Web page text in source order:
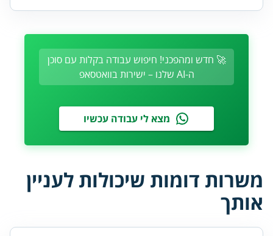
🚀 חדש ומהפכני! חיפוש עבודה בקלות עם סוכן
ה-AI שלנו – ישירות בוואטסאפ
מצא לי עבודה עכשיו
משרות דומות שיכולות לעניין
אותך